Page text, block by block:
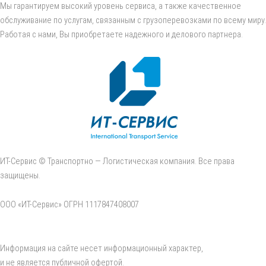
Мы гарантируем высокий уровень сервиса, а также качественное
обслуживание по услугам, связанным с грузоперевозками по всему миру.
Работая с нами, Вы приобретаете надежного и делового партнера.
ИТ-Сервис © Транспортно — Логистическая компания. Все права
защищены.
ООО «ИТ-Сервис» ОГРН 1117847408007
Информация на сайте несет информационный характер,
и не является публичной офертой.